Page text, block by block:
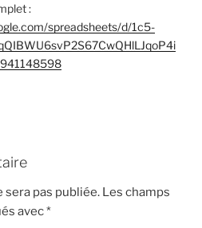
:
spreadsheets/d/1c5-
sera pas publiée. Les champs
avec*